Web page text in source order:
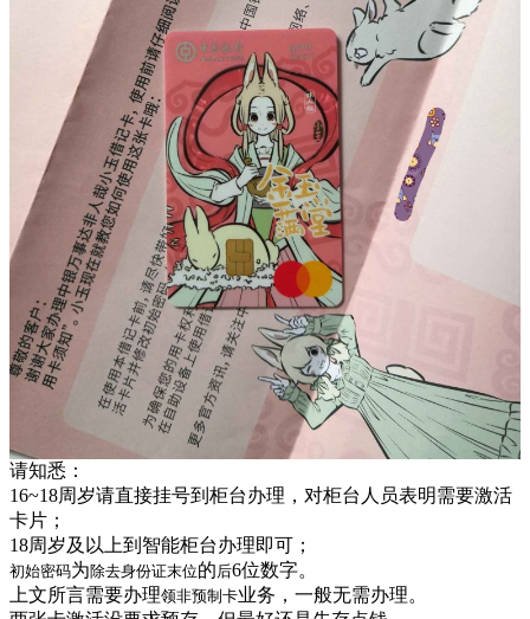
请知悉：
16~18周岁请直接挂号到柜台办理，对柜台人员表明需要激活
卡片；
18周岁及以上到智能柜台办理即可；
初始密码为除去身份证末位的 后6位数字。
上文所言需要办理领非预制卡业务，一般无需办理。